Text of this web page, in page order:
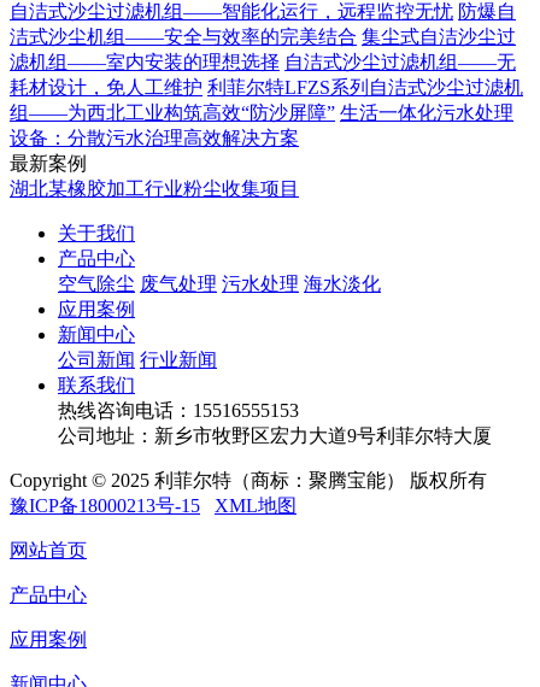
自洁式沙尘过滤机组——智能化运行，远程监控无忧 防爆自
洁式沙尘机组——安全与效率的完美结合 集尘式自洁沙尘过
滤机组——室内安装的理想选择 自洁式沙尘过滤机组——无
耗材设计，免人工维护 利菲尔特LFZS系列自洁式沙尘过滤机
组——为西北工业构筑高效“防沙屏障” 生活一体化污水处理
设备：分散污水治理高效解决方案
最新案例
湖北某橡胶加工行业粉尘收集项目
关于我们
产品中心
空气除尘 废气处理 污水处理 海水淡化
应用案例
新闻中心
公司新闻 行业新闻
联系我们
热线咨询电话： 15516555153
公司地址：新乡市牧野区宏力大道9号利菲尔特大厦
Copyright © 2025 利菲尔特（商标：聚腾宝能） 版权所有
豫ICP备18000213号-15
XML地图
网站首页
产品中心
应用案例